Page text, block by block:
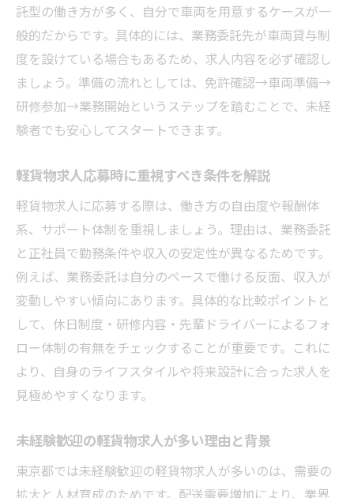
託型の働き方が多く、自分で車両を用意するケースが一
般的だからです。具体的には、業務委託先が車両貸与制
度を設けている場合もあるため、求人内容を必ず確認し
ましょう。準備の流れとしては、免許確認→車両準備→
研修参加→業務開始というステップを踏むことで、未経
験者でも安心してスタートできます。
軽貨物求人応募時に重視すべき条件を解説
軽貨物求人に応募する際は、働き方の自由度や報酬体
系、サポート体制を重視しましょう。理由は、業務委託
と正社員で勤務条件や収入の安定性が異なるためです。
例えば、業務委託は自分のペースで働ける反面、収入が
変動しやすい傾向にあります。具体的な比較ポイントと
して、休日制度・研修内容・先輩ドライバーによるフォ
ロー体制の有無をチェックすることが重要です。これに
より、自身のライフスタイルや将来設計に合った求人を
見極めやすくなります。
未経験歓迎の軽貨物求人が多い理由と背景
東京都では未経験歓迎の軽貨物求人が多いのは、需要の
拡大と人材育成のためです。配送需要増加により、業界